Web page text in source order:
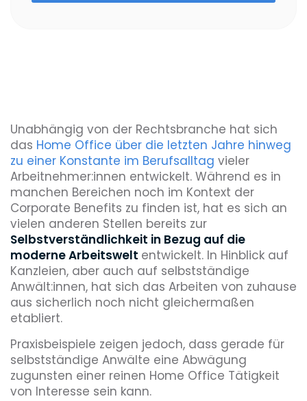
Unabhängig von der Rechtsbranche hat sich
das Home Office über die letzten Jahre hinweg
zu einer Konstante im Berufsalltag vieler
Arbeitnehmer:innen entwickelt. Während es in
manchen Bereichen noch im Kontext der
Corporate Benefits zu finden ist, hat es sich an
vielen anderen Stellen bereits zur
Selbstverständlichkeit in Bezug auf die
moderne Arbeitswelt entwickelt. In Hinblick auf
Kanzleien, aber auch auf selbstständige
Anwält:innen, hat sich das Arbeiten von zuhause
aus sicherlich noch nicht gleichermaßen
etabliert.
Praxisbeispiele zeigen jedoch, dass gerade für
selbstständige Anwälte eine Abwägung
zugunsten einer reinen Home Office Tätigkeit
von Interesse sein kann.